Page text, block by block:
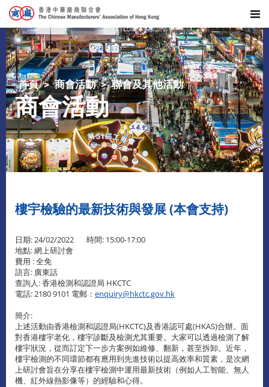
首頁 商會活動 聯會及其他活動
商會活動
樓宇檢驗的最新技術與發展 (本會支持)
日期: 24/02/2022 時間: 15:00-17:00
地點: 網上研討會
費用 : 全免
語言: 廣東話
查詢人: 香港檢測和認證局 HKCTC
電話: 2180 9101 電郵： enquiry@hkctc.gov.hk
簡介:
上述活動由香港檢測和認證局(HKCTC)及香港認可處(HKAS)合辦。面
對香港樓宇老化，樓宇診斷及檢測尤其重要。大家可以透過檢測了解
樓宇狀況，從而訂定下一步方案例如維修、翻新，甚至拆卸。近年，
樓宇檢測的不同環節都有應用到先進技術以提高效率和質素，是次網
上研討會旨在分享在樓宇檢測中運用最新技術（例如人工智能、無人
機、紅外線熱影像等）的經驗和心得。